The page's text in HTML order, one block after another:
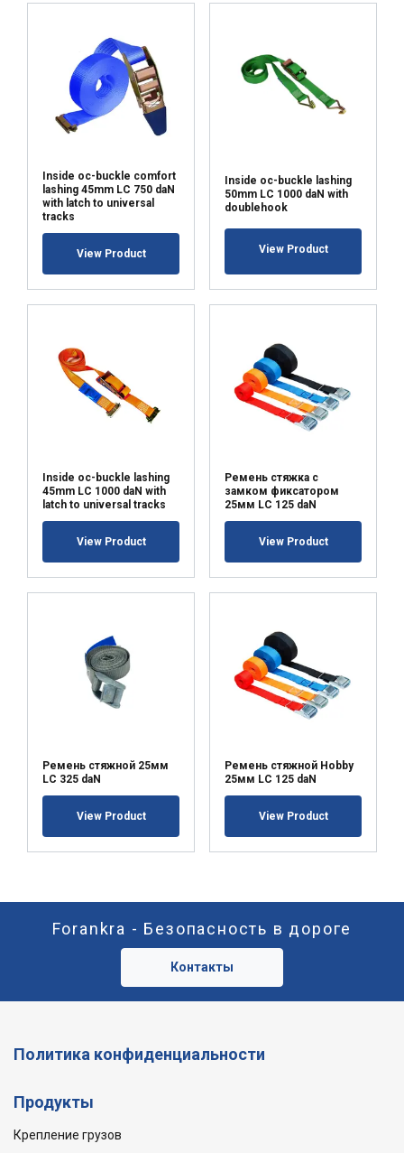
Inside oc-buckle comfort
lashing 45mm LC 750 daN
with latch to universal
tracks
View Product
Inside oc-buckle lashing
50mm LC 1000 daN with
doublehook
View Product
Inside oc-buckle lashing
45mm LC 1000 daN with
latch to universal tracks
View Product
Ремень стяжка с
замком фиксатором
25мм LC 125 daN
View Product
Ремень стяжной 25мм
LC 325 daN
View Product
Ремень стяжной Hobby
25мм LC 125 daN
View Product
Forankra - Безопасность в дороге
Контакты
Политика конфиденциальности
Продукты
Крепление грузов
POKAŻ SZCZEGÓŁY